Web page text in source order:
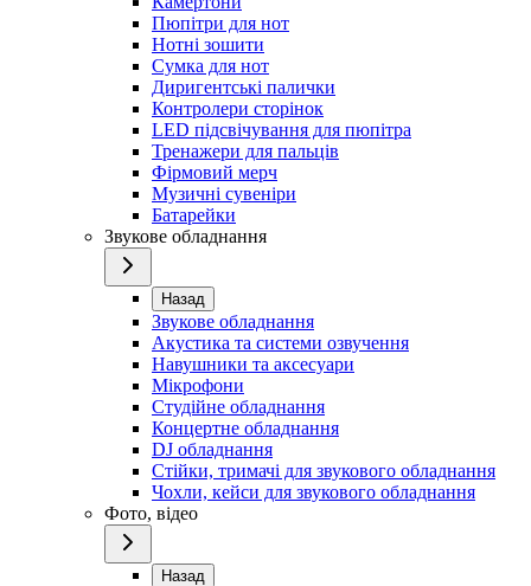
Пюпітри для нот
Нотні зошити
Сумка для нот
Диригентські палички
Контролери сторінок
LED підсвічування для пюпітра
Тренажери для пальців
Фірмовий мерч
Музичні сувеніри
Батарейки
Звукове обладнання
Назад
Звукове обладнання
Акустика та системи озвучення
Навушники та аксесуари
Мікрофони
Студійне обладнання
Концертне обладнання
DJ обладнання
Стійки, тримачі для звукового обладнання
Чохли, кейси для звукового обладнання
Фото, відео
Назад